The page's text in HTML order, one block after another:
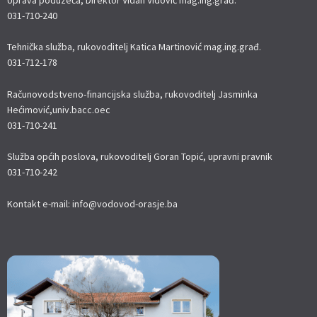
031-710-240
Tehnička služba, rukovoditelj Katica Martinović mag.ing.građ.
031-712-178
Računovodstveno-financijska služba, rukovoditelj Jasminka
Hećimović,univ.bacc.oec
031-710-241
Služba općih poslova, rukovoditelj Goran Topić, upravni pravnik
031-710-242
Kontakt e-mail: info@vodovod-orasje.ba